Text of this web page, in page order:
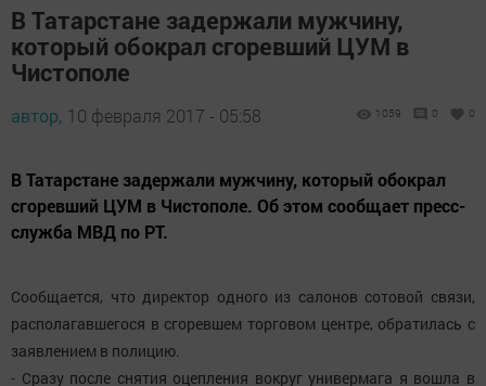
В Татарстане задержали мужчину,
который обокрал сгоревший ЦУМ в
Чистополе
автор, 10 февраля 2017 - 05:58 1059 0 0
В Татарстане задержали мужчину, который обокрал
сгоревший ЦУМ в Чистополе. Об этом сообщает пресс-
служба МВД по РТ.
Сообщается, что директор одного из салонов сотовой связи,
располагавшегося в сгоревшем торговом центре, обратилась с
заявлением в полицию.
- Сразу после снятия оцепления вокруг универмага я вошла в